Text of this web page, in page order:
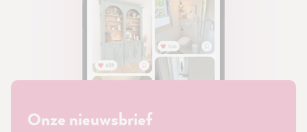
Onze nieuwsbrief